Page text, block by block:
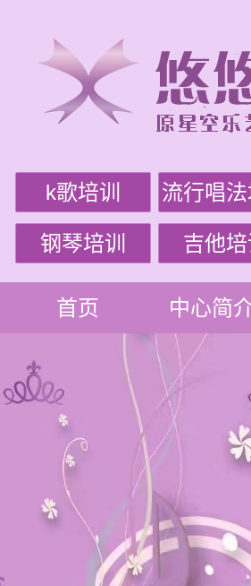
k歌培训 流行唱法
钢琴培训 吉他培
首页 中心简